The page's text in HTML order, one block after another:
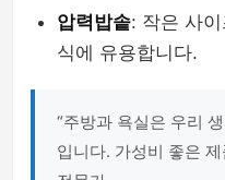
압력밥솥: 작은 사
식에 유용합니다.
“주방과 욕실은 우리
입니다. 가성비 좋은